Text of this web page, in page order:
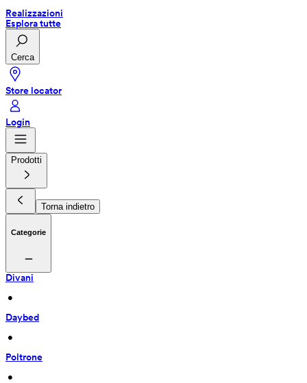
Realizzazioni
Esplora tutte
Cerca
Store locator
Login
Prodotti
Torna indietro
Categorie
Divani
•
Daybed
•
Poltrone
•